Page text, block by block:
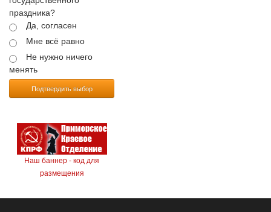
праздника?
Да, согласен
Мне всё равно
Не нужно ничего
менять
Подтвердить выбор
Наш баннер - код для
размещения